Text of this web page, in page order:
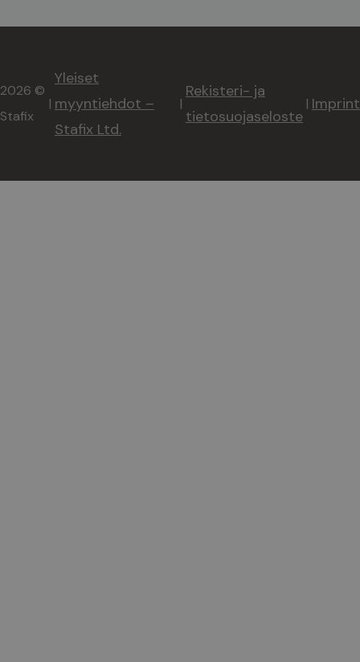
2026 ©
Stafix
|
Yleiset
myyntiehdot –
Stafix Ltd.
|
Rekisteri- ja
tietosuojaseloste
| Imprint